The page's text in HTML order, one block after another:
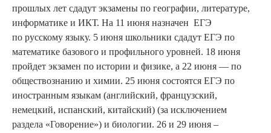
прошлых лет сдадут экзамены по географии, литературе,
информатике и ИКТ. На 11 июня назначен ЕГЭ
по русскому языку. 5 июня школьники сдадут ЕГЭ по
математике базового и профильного уровней. 18 июня
пройдет экзамен по истории и физике, а 22 июня — по
обществознанию и химии. 25 июня состоятся ЕГЭ по
иностранным языкам (английский, французский,
немецкий, испанский, китайский) (за исключением
раздела «Говорение») и биологии. 26 и 29 июня –